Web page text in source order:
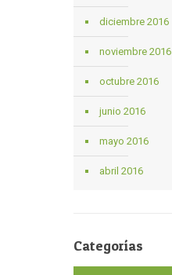
diciembre 2016
noviembre 2016
octubre 2016
junio 2016
mayo 2016
abril 2016
Categorías